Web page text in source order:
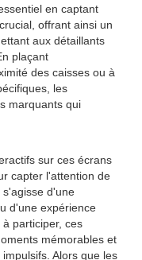
en captant
offrant ainsi un
aux détaillants
plaçant
des caisses ou à
les
marquants qui
sur ces écrans
capter l'attention de
d'une
d'une expérience
participer, ces
mémorables et
Alors que les